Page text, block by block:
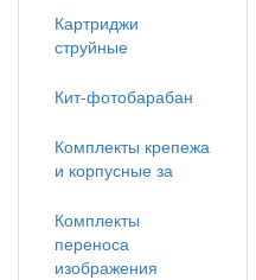
Картриджи
струйные
Кит-фотобарабан
Комплекты крепежа
и корпусные за
Комплекты
переноса
изображения